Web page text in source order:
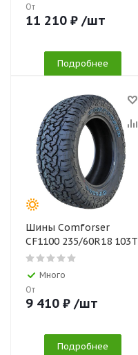
От
11 210 ₽ /шт
Подробнее
Шины Comforser
CF1100 235/60R18 103Т
Много
От
9 410 ₽ /шт
Подробнее